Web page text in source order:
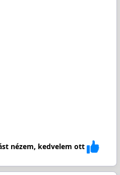
nézem, kedvelem ott